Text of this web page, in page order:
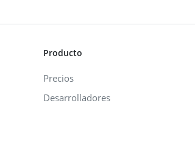
Producto
Precios
Desarrolladores